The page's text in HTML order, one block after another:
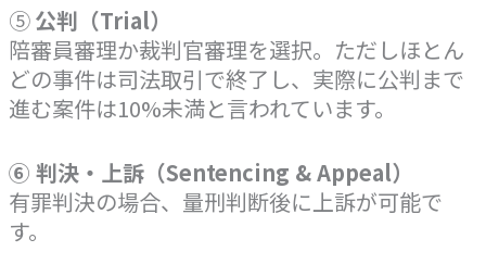
⑤公判（Trial）
陪審員審理か裁判官審理を選択。ただしほとん
どの事件は司法取引で終了し、実際に公判まで
進む案件は10%未満と言われています。
⑥ 判決・上訴（Sentencing & Appeal）
有罪判決の場合、量刑判断後に上訴が可能で
す。